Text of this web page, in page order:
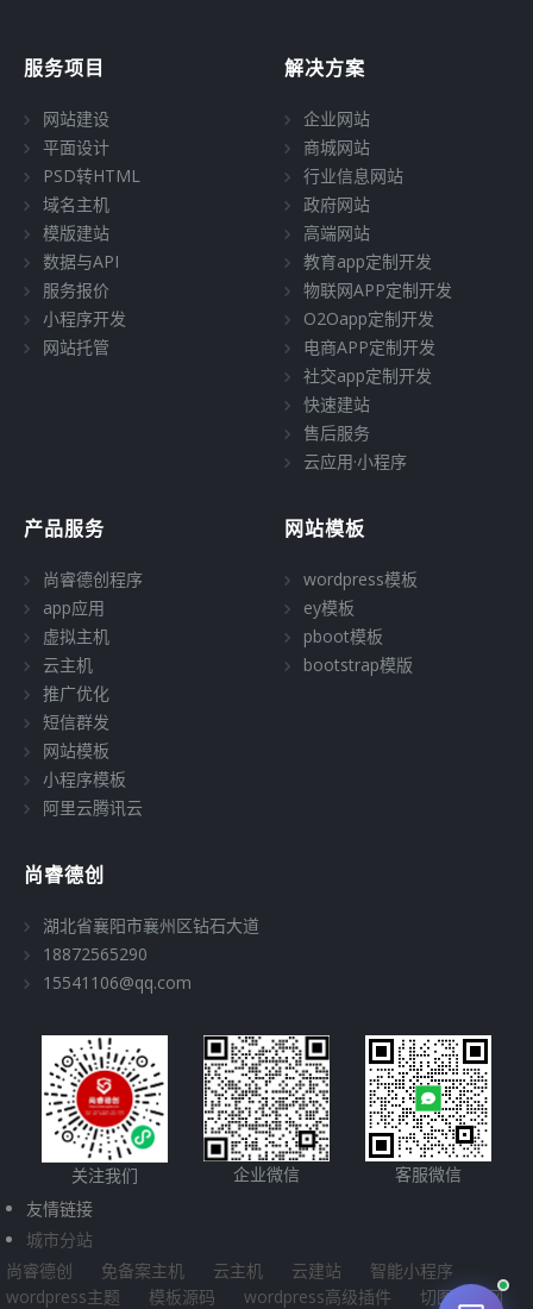
服务项目
网站建设
平面设计
PSD转HTML
域名主机
模版建站
数据与API
服务报价
小程序开发
网站托管
解决方案
企业网站
商城网站
行业信息网站
政府网站
高端网站
教育app定制开发
物联网APP定制开发
O2Oapp定制开发
电商APP定制开发
社交app定制开发
快速建站
售后服务
云应用·小程序
产品服务
尚睿德创程序
app应用
虚拟主机
云主机
推广优化
短信群发
网站模板
小程序模板
阿里云腾讯云
网站模板
wordpress模板
ey模板
pboot模板
bootstrap模版
尚睿德创
湖北省襄阳市襄州区钻石大道
18872565290
15541106@qq.com
关注我们 企业微信
客服微信
友情链接
城市分站
尚睿德创
免备案主机 云主机 云建站
智能小程序
wordpress主题
模板源码 wordpress高级插件 切图源码网